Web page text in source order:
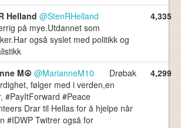
736,310
Helland @StenRHelland
på mye.Utdannet som
også syslet med politikk og
4,335
M☮️ @MarianneM10
Drøbak
følger med i verden,en
#PayItForward #Peace
Drar til Hellas for å hjelpe når
#IDWP Twitrer også for
4,299